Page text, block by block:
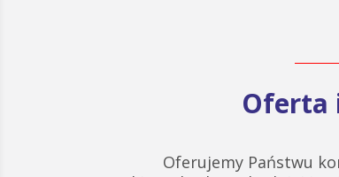
Oferta
Oferujemy Państwu